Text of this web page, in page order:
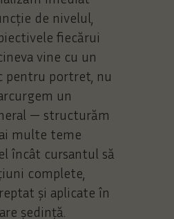
de nivelul,
fiecărui
vine cu un
pentru portret, nu
un
— structurăm
multe teme
încât cursantul să
complete,
și aplicate în
ședință.